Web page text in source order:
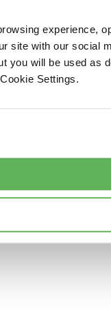
experience,
site with our social
you will be used as
Settings.